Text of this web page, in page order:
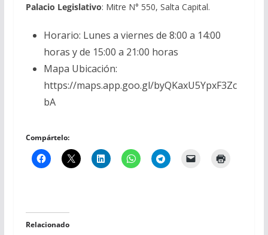
Palacio Legislativo: Mitre N° 550, Salta Capital.
Horario: Lunes a viernes de 8:00 a 14:00
horas y de 15:00 a 21:00 horas
Mapa Ubicación:
https://maps.app.goo.gl/byQKaxU5YpxF3Zc
bA
Compártelo:
Relacionado